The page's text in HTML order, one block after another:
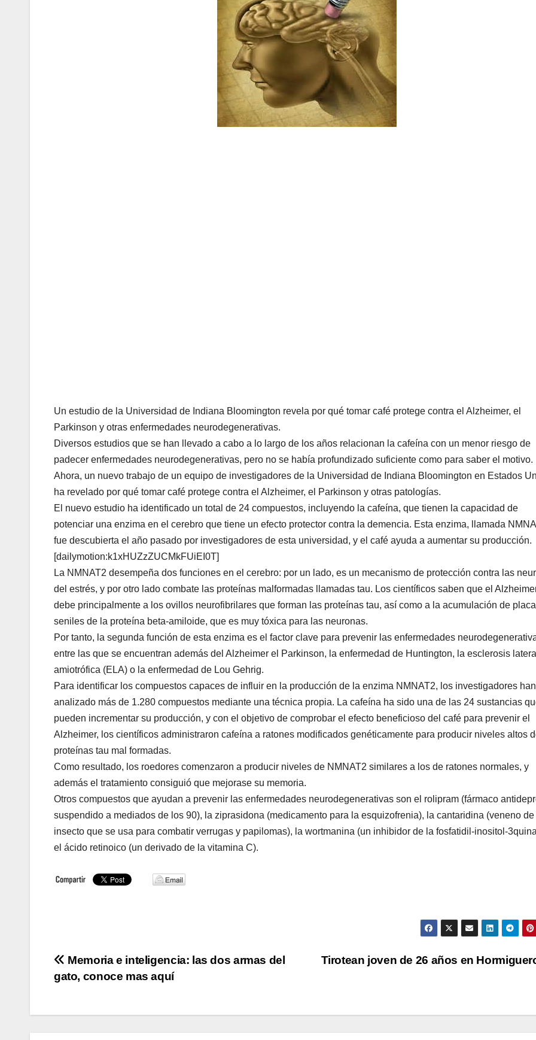
Un estudio de la Universidad de Indiana Bloomington revela por qué tomar café protege contra el Alzheimer, el
Parkinson y otras enfermedades neurodegenerativas.
Diversos estudios que se han llevado a cabo a lo largo de los años relacionan la cafeína con un menor riesgo de
padecer enfermedades neurodegenerativas, pero no se había profundizado suficiente como para saber el motivo.
Ahora, un nuevo trabajo de un equipo de investigadores de la Universidad de Indiana Bloomington en Estados
ha revelado por qué tomar café protege contra el Alzheimer, el Parkinson y otras patologías.
El nuevo estudio ha identificado un total de 24 compuestos, incluyendo la cafeína, que tienen la capacidad de
potenciar una enzima en el cerebro que tiene un efecto protector contra la demencia. Esta enzima, llamada
fue descubierta el año pasado por investigadores de esta universidad, y el café ayuda a aumentar su producción.
[dailymotion:k1xHUZzZUCMkFUiEI0T]
La NMNAT2 desempeña dos funciones en el cerebro: por un lado, es un mecanismo de protección contra las
del estrés, y por otro lado combate las proteínas malformadas llamadas tau. Los científicos saben que el
debe principalmente a los ovillos neurofibrilares que forman las proteínas tau, así como a la acumulación de
seniles de la proteína beta-amiloide, que es muy tóxica para las neuronas.
Por tanto, la segunda función de esta enzima es el factor clave para prevenir las enfermedades
entre las que se encuentran además del Alzheimer el Parkinson, la enfermedad de Huntington, la esclerosis lateral
amiotrófica (ELA) o la enfermedad de Lou Gehrig.
Para identificar los compuestos capaces de influir en la producción de la enzima NMNAT2, los investigadores han
analizado más de 1.280 compuestos mediante una técnica propia. La cafeína ha sido una de las 24 sustancias
pueden incrementar su producción, y con el objetivo de comprobar el efecto beneficioso del café para prevenir el
Alzheimer, los científicos administraron cafeína a ratones modificados genéticamente para producir niveles altos
proteínas tau mal formadas.
Como resultado, los roedores comenzaron a producir niveles de NMNAT2 similares a los de ratones normales, y
además el tratamiento consiguió que mejorase su memoria.
Otros compuestos que ayudan a prevenir las enfermedades neurodegenerativas son el rolipram (fármaco
suspendido a mediados de los 90), la ziprasidona (medicamento para la esquizofrenia), la cantaridina (veneno de
insecto que se usa para combatir verrugas y papilomas), la wortmanina (un inhibidor de la fosfatidil-inositol-
el ácido retinoico (un derivado de la vitamina C).
Navegación
de
entradas
Tirotean joven de 26 años en
Memoria e inteligencia: las dos armas del
gato, conoce mas aquí